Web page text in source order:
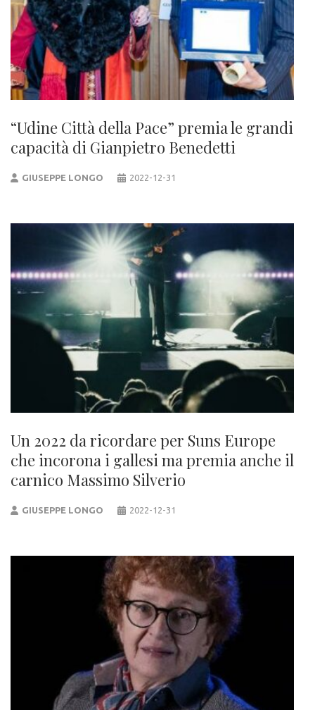
“Udine Città della Pace” premia le grandi
capacità di Gianpietro Benedetti
GIUSEPPE LONGO 2022-12-31
Un 2022 da ricordare per Suns Europe
che incorona i gallesi ma premia anche il
carnico Massimo Silverio
GIUSEPPE LONGO 2022-12-31